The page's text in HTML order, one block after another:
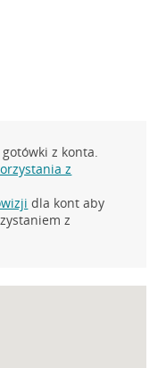
z konta.
z
dla kont aby
z